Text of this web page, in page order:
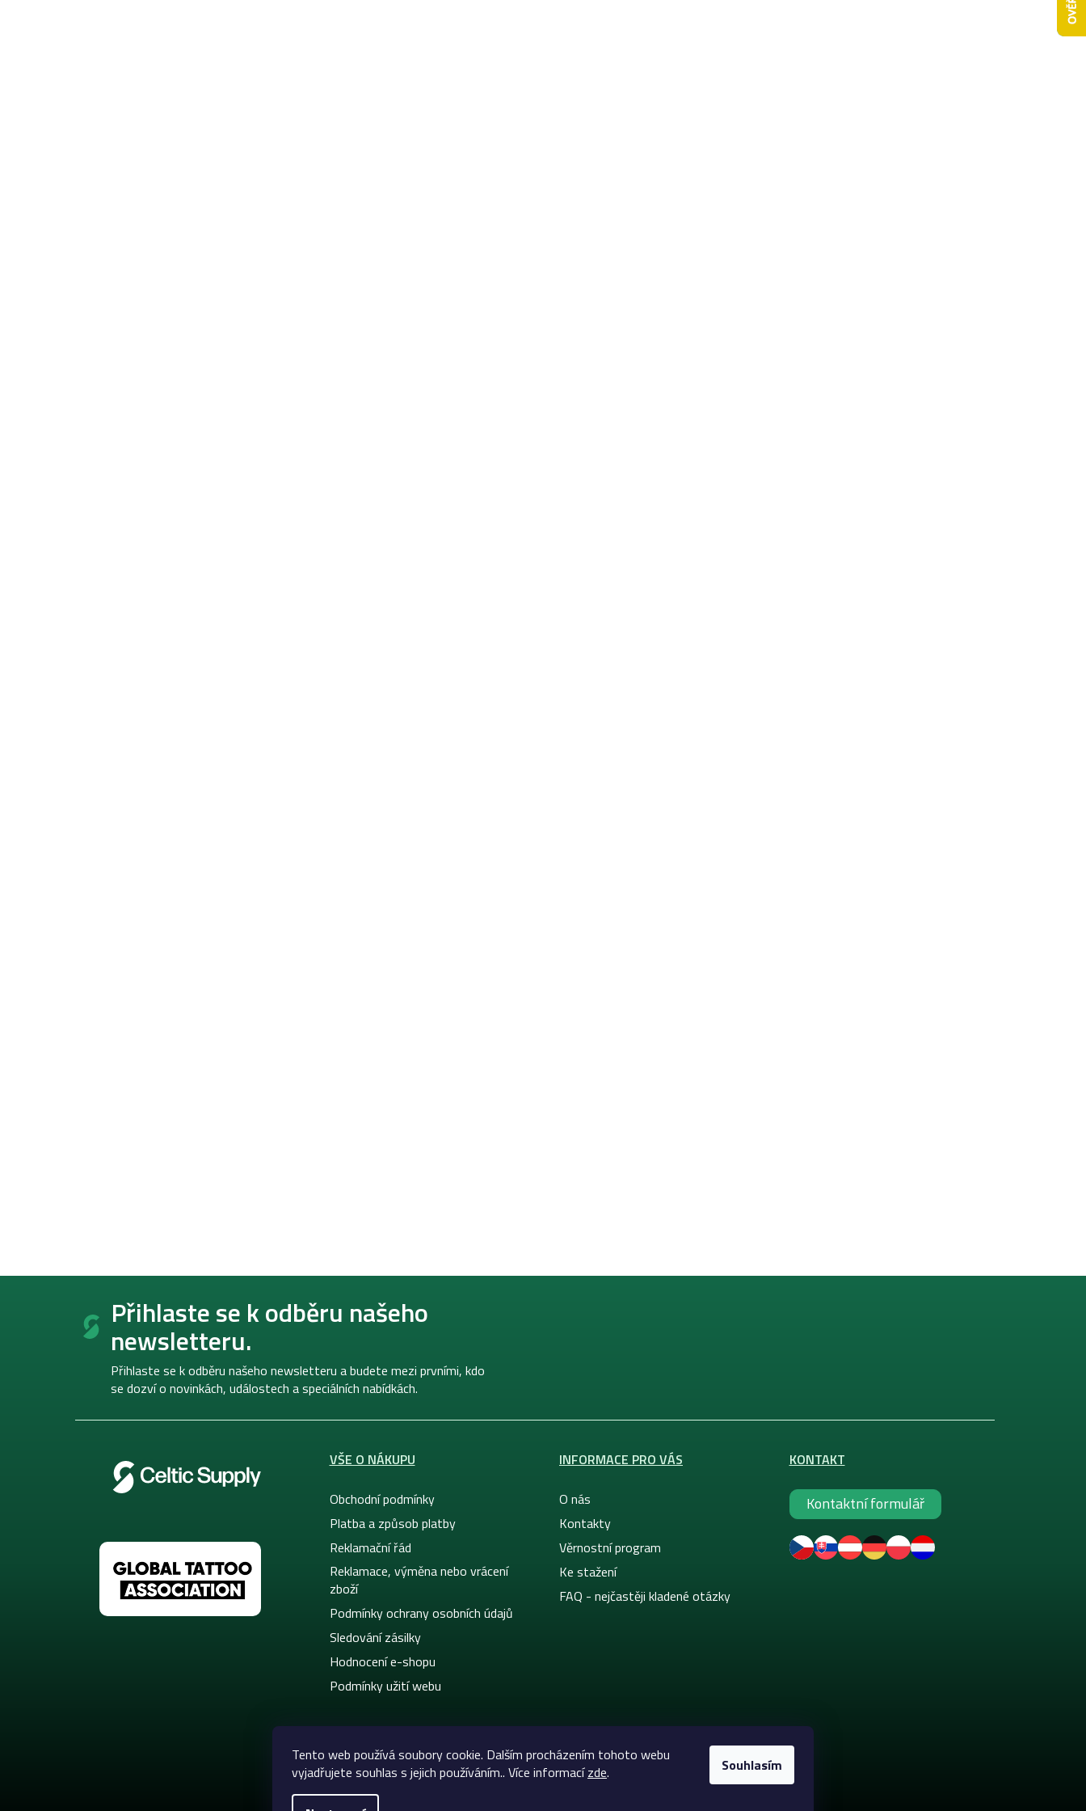
Tento web používá soubory cookie. Dalším procházením tohoto webu
vyjadřujete souhlas s jejich používáním.. Více informacízde. Souhlasím
Z
Přihlaste se k odběru našeho
newsletteru.
Přihlaste se k odběru našeho newsletteru a budete mezi prvními, kdo
se dozví o novinkách, událostech a speciálních nabídkách.
VŠE O NÁKUPU
Obchodní podmínky
Platba a způsob platby
Reklamační řád
Reklamace, výměna nebo vrácení
zboží
Podmínky ochrany osobních údajů
Sledování zásilky
Hodnocení e-shopu
Podmínky užití webu
INFORMACE PRO VÁS
O nás
Kontakty
Věrnostní program
Ke stažení
FAQ - nejčastěji kladené otázky
KONTAKT
Kontaktní formulář